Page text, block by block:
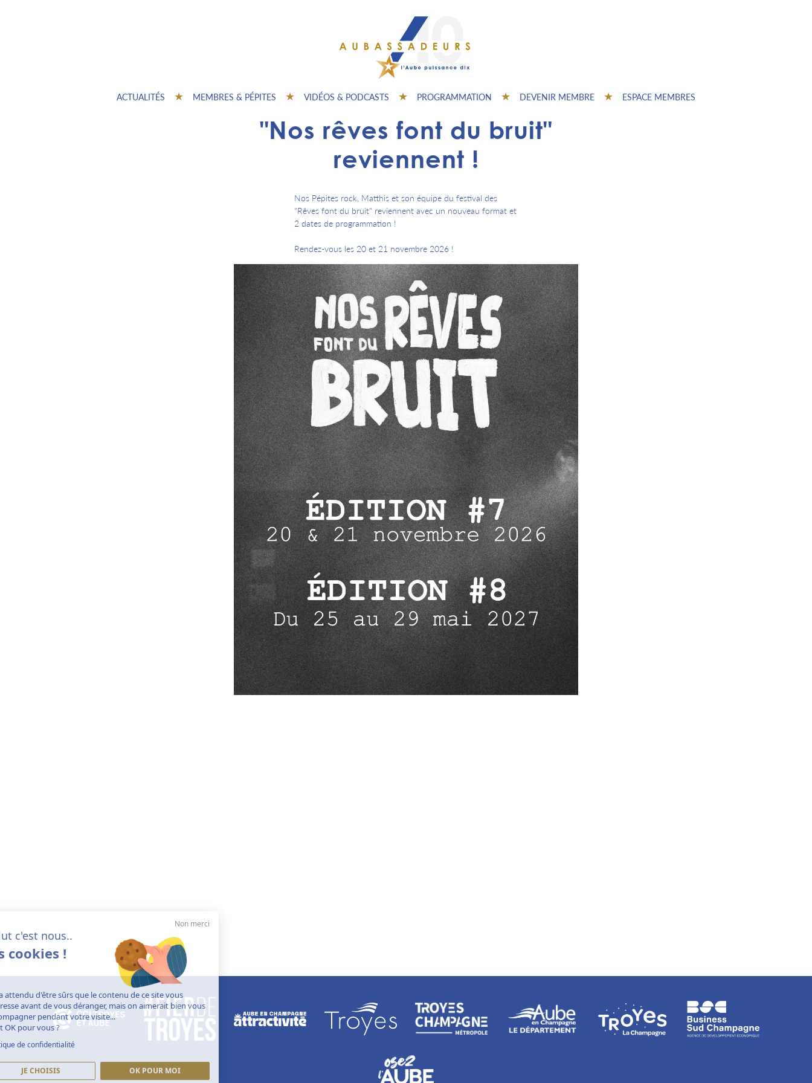
ACTUALITÉS MEMBRES & PÉPITES VIDÉOS & PODCASTS PROGRAMMATION DEVENIR MEMBRE ESPACE MEMBRES
"Nos rêves font du bruit"
reviennent !
Nos Pépites rock, Matthis et son équipe du festival des
"Rêves font du bruit" reviennent avec un nouveau format et
2 dates de programmation !
Rendez-vous les 20 et 21 novembre 2026 !
Salut c'est nous..
les cookies !
On a attendu d'être sûrs que le contenu de ce site vous
intéresse avant de vous déranger, mais on aimerait bien vous
accompagner pendant votre visite...
C'est OK pour vous ?
Politique de confidentialité
JE CHOISIS OK POUR MOI